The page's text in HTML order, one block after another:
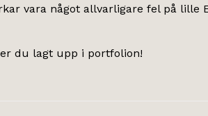
vara något allvarligare fel på lille
du lagt upp i portfolion!